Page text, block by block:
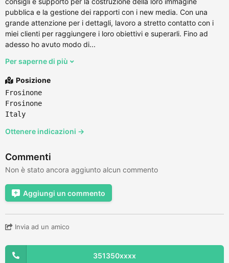
pubblica e la gestione dei rapporti con i new media. Con una
grande attenzione per i dettagli, lavoro a stretto contatto con i
miei clienti per raggiungere i loro obiettivi e superarli. Fino ad
adesso ho avuto modo di...
Per saperne di più
Posizione
Frosinone
Frosinone
Italy
Ottenere indicazioni →
Commenti
Non è stato ancora aggiunto alcun commento
Aggiungi un commento
Invia ad un amico
351350xxxx